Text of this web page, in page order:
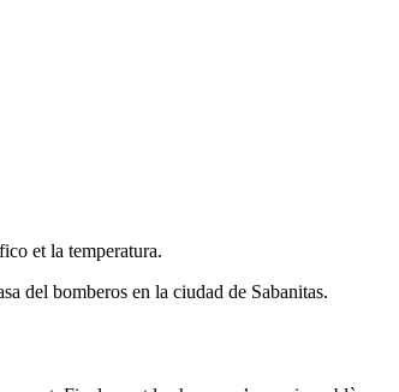
et la temperatura.
del bomberos en la ciudad de Sabanitas.